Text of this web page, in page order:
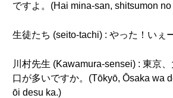
ですよ。(Hai mina-san, shitsumon
生徒たち (seito-tachi) : やった！いぇ
川村先生 (Kawamura-sensei) : 東京
口が多いですか。(Tōkyō, Ōsaka wa
ōi desu ka.)